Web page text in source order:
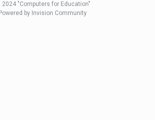
2024 "Computers for Education"
Powered by Invision Community